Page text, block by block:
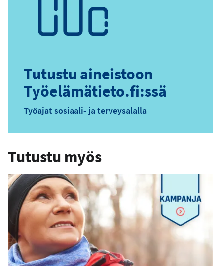
Tutustu aineistoon
Työelämätieto.fi:ssä
Työajat sosiaali- ja terveysalalla
Tutustu myös